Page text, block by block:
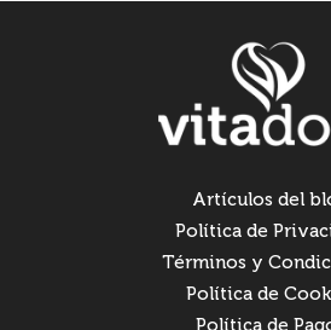
Artículos del
Política de
Términos y
Política de
Política de